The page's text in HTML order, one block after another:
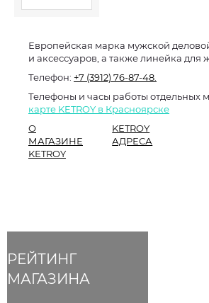
РЕЙТИНГ
МАГАЗИНА
Европейская марка мужской
и аксессуаров, а также линейка для
Телефон: +7 (3912) 76-87-48.
Телефоны и часы работы отдельных
карте KETROY в Красноярске
О
МАГАЗИНЕ
KETROY
KETROY
АДРЕСА